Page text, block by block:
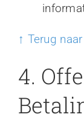
↑ Terug
4.